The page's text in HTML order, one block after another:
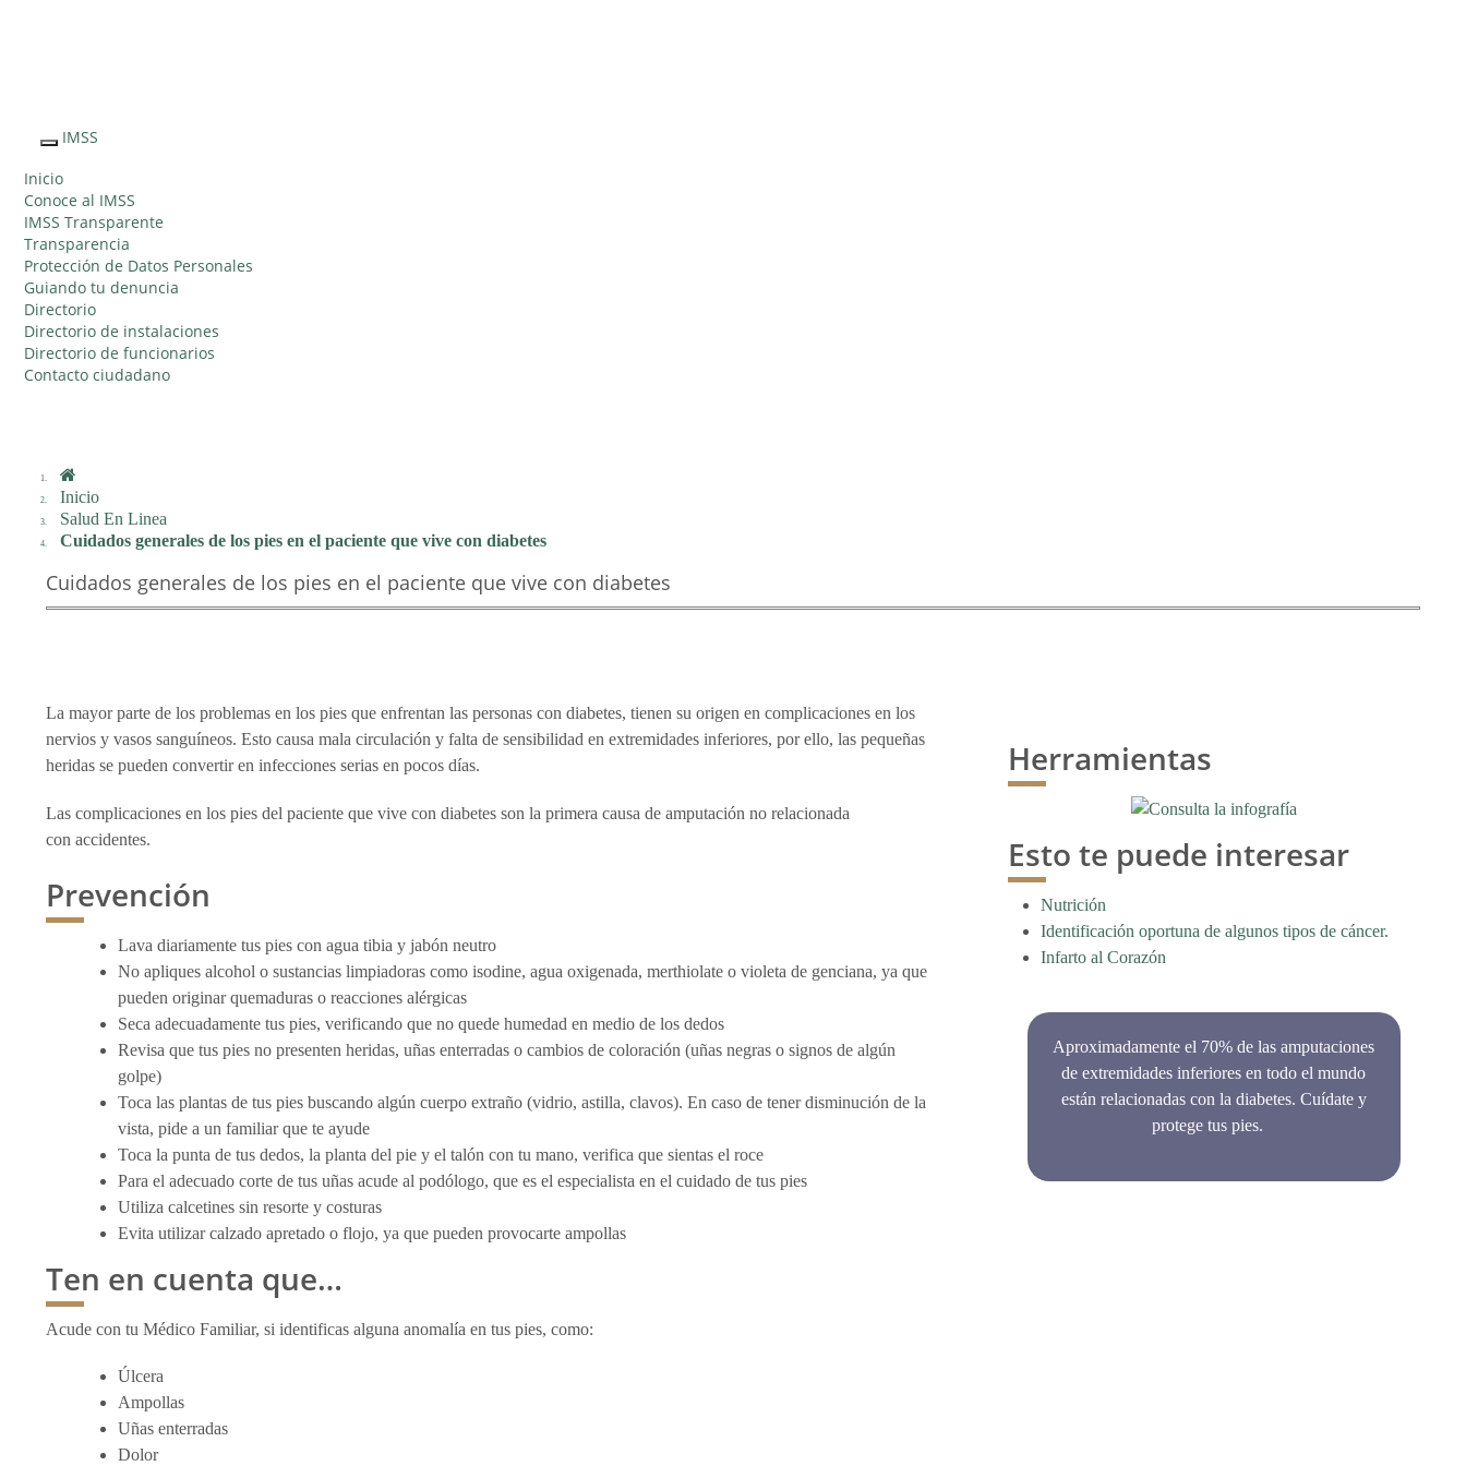
el IMSS al
Ciudadano"
Interruptor
Navegación
IMSS
Inicio
Conoce al IMSS
IMSS Transparente
Transparencia
Protección de Datos Personales
Guiando tu denuncia
Directorio
Directorio de instalaciones
Directorio de funcionarios
Contacto ciudadano
Inicio
Salud En Linea
Cuidados generales de los pies en el paciente que vive con diabetes
Cuidados generales de los pies en el paciente que vive con diabetes
La mayor parte de los problemas en los pies que enfrentan las personas con diabetes, tienen su origen en complicaciones en los
nervios y vasos sanguíneos. Esto causa mala circulación y falta de sensibilidad en extremidades inferiores, por ello, las pequeñas
heridas se pueden convertir en infecciones serias en pocos días.
Las complicaciones en los pies del paciente que vive con diabetes son la primera causa de amputación no relacionada
con accidentes.
Prevención
Lava diariamente tus pies con agua tibia y jabón neutro
No apliques alcohol o sustancias limpiadoras como isodine, agua oxigenada, merthiolate o violeta de genciana, ya que
pueden originar quemaduras o reacciones alérgicas
Seca adecuadamente tus pies, verificando que no quede humedad en medio de los dedos
Revisa que tus pies no presenten heridas, uñas enterradas o cambios de coloración (uñas negras o signos de algún
golpe)
Toca las plantas de tus pies buscando algún cuerpo extraño (vidrio, astilla, clavos). En caso de tener disminución de la
vista, pide a un familiar que te ayude
Toca la punta de tus dedos, la planta del pie y el talón con tu mano, verifica que sientas el roce
Para el adecuado corte de tus uñas acude al podólogo, que es el especialista en el cuidado de tus pies
Utiliza calcetines sin resorte y costuras
Evita utilizar calzado apretado o flojo, ya que pueden provocarte ampollas
Ten en cuenta que…
Acude con tu Médico Familiar, si identificas alguna anomalía en tus pies, como:
Úlcera
Ampollas
Uñas enterradas
Dolor
Herramientas
Esto te puede interesar
Nutrición
Identificación oportuna de algunos tipos de cáncer.
Infarto al Corazón
Aproximadamente el 70% de las amputaciones
de extremidades inferiores en todo el mundo
están relacionadas con la diabetes. Cuídate y
protege tus pies.